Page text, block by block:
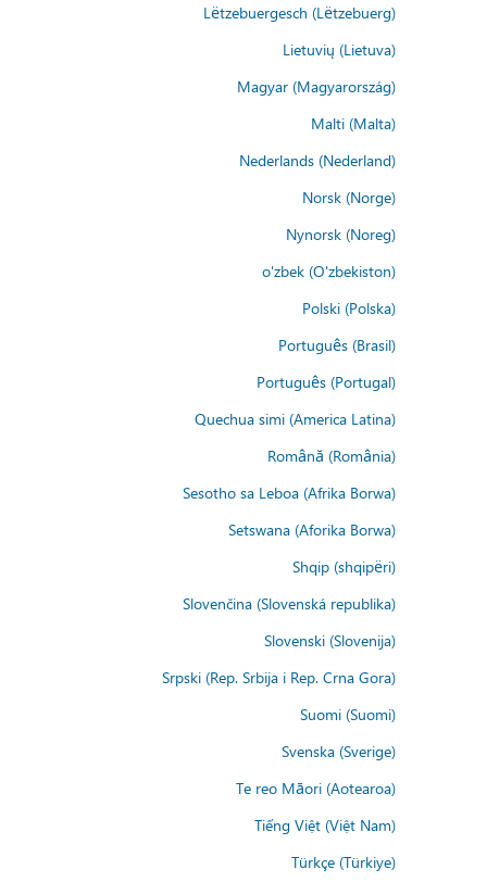
Lëtzebuergesch (Lëtzebuerg)
Lietuvių (Lietuva)
Magyar (Magyarország)
Malti (Malta)
Nederlands (Nederland)
Norsk (Norge)
Nynorsk (Noreg)
o'zbek (O'zbekiston)
Polski (Polska)
Português (Brasil)
Português (Portugal)
Quechua simi (America Latina)
Română (România)
Sesotho sa Leboa (Afrika Borwa)
Setswana (Aforika Borwa)
Shqip (shqipëri)
Slovenčina (Slovenská republika)
Slovenski (Slovenija)
Srpski (Rep. Srbija i Rep. Crna Gora)
Suomi (Suomi)
Svenska (Sverige)
Te reo Māori (Aotearoa)
Tiếng Việt (Việt Nam)
Türkçe (Türkiye)